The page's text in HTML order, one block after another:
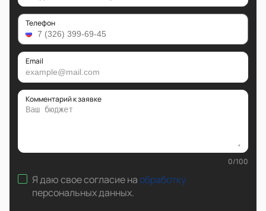
Телефон
Email
Комментарий к заявке
0/100
Я даю свое согласие наобработку
персональных данных.